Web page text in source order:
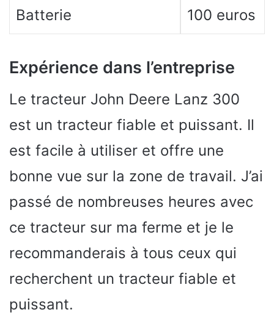
Batterie 100 euros
Expérience dans l’entreprise
Le tracteur John Deere Lanz 300
est un tracteur fiable et puissant. Il
est facile à utiliser et offre une
bonne vue sur la zone de travail. J’ai
passé de nombreuses heures avec
ce tracteur sur ma ferme et je le
recommanderais à tous ceux qui
recherchent un tracteur fiable et
puissant.